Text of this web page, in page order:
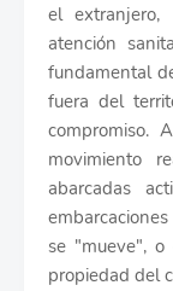
el
atención
fundamental
fuera del
compromiso.
movimiento
abarcadas
se "mueve",
propiedad del